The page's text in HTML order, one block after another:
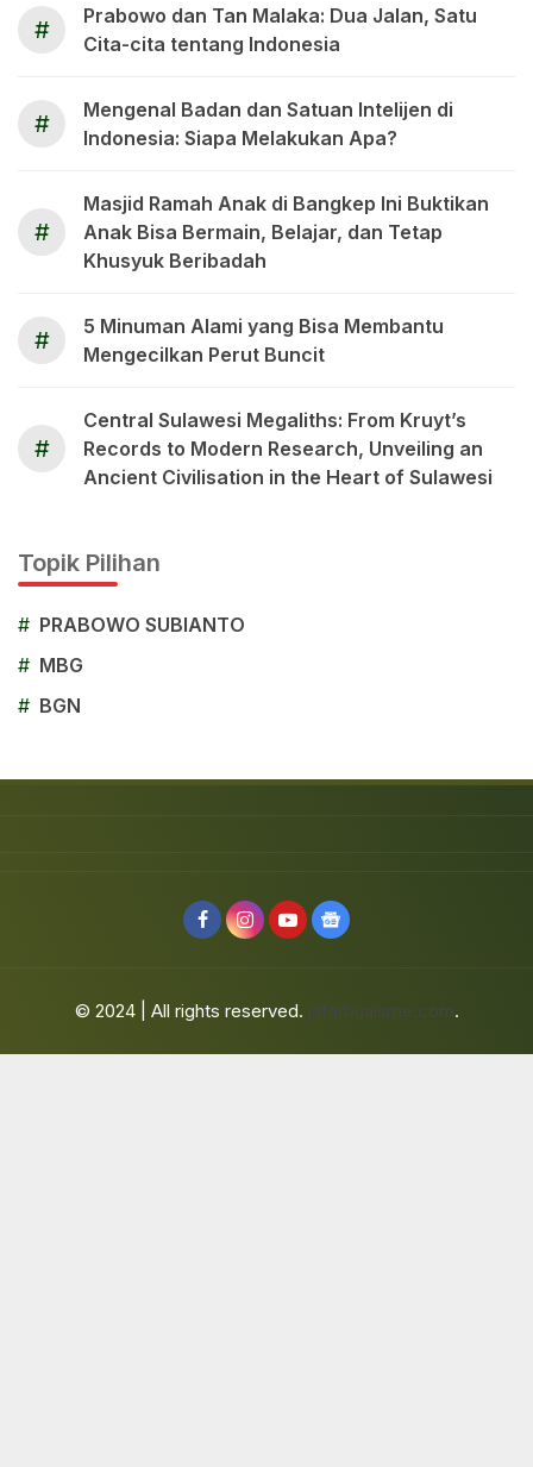
#
Prabowo dan Tan Malaka: Dua Jalan, Satu
Cita-cita tentang Indonesia
#
Mengenal Badan dan Satuan Intelijen di
Indonesia: Siapa Melakukan Apa?
#
Masjid Ramah Anak di Bangkep Ini Buktikan
Anak Bisa Bermain, Belajar, dan Tetap
Khusyuk Beribadah
#
5 Minuman Alami yang Bisa Membantu
Mengecilkan Perut Buncit
#
Central Sulawesi Megaliths: From Kruyt’s
Records to Modern Research, Unveiling an
Ancient Civilisation in the Heart of Sulawesi
Topik Pilihan
# PRABOWO SUBIANTO
# MBG
# BGN
© 2024 | All rights reserved. jafarbuaisme.com.